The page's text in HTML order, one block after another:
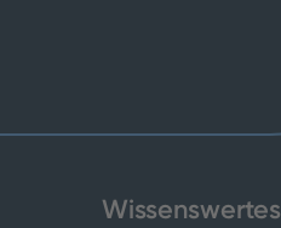
Wissenswertes